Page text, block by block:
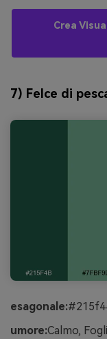
Crea
7) Felce di
esagonale:
umore:Calmo,